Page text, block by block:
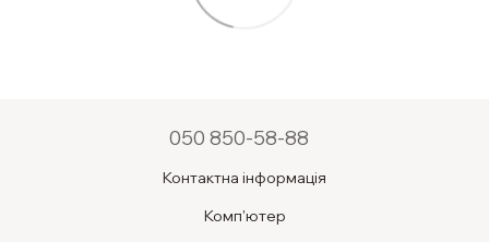
050 850-58-88
Контактна інформація
Комп'ютер